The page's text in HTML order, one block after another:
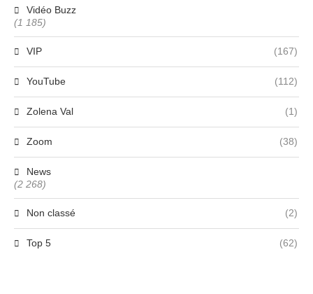
Vidéo Buzz
(1 185)
VIP (167)
YouTube (112)
Zolena Val (1)
Zoom (38)
News
(2 268)
Non classé (2)
Top 5 (62)